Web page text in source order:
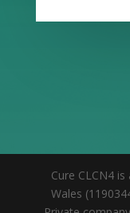
Cure CLCN4
Wales